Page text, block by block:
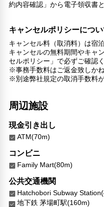
約内容確認」から電子領収書
キャンセルポリシーについ
キャンセル料（取消料）は宿
キャンセルの無料期間やキャ
セルポリシー」で必ずご確認く
※事務手数料はご返金致しかね
※別途弊社規定の取消手数料が
周辺施設
現金引き出し
ATM(70m)
コンビニ
Family Mart(80m)
公共交通機関
Hatchobori Subway
地下鉄 茅場町駅(160m)